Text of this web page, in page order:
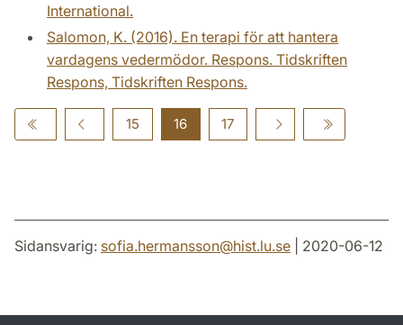
International.
Salomon, K. (2016). En terapi för att hantera
vardagens vedermödor. Respons. Tidskriften
Respons, Tidskriften Respons.
15 16 17
Sidansvarig: sofia.hermansson@hist.lu.se | 2020-06-12